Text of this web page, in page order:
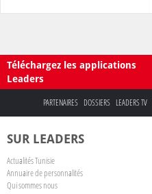
Téléchargez les applications
Leaders
PARTENAIRES DOSSIERS LEADERS TV
SUR LEADERS
Actualités Tunisie
Annuaire de personnalités
Qui sommes nous